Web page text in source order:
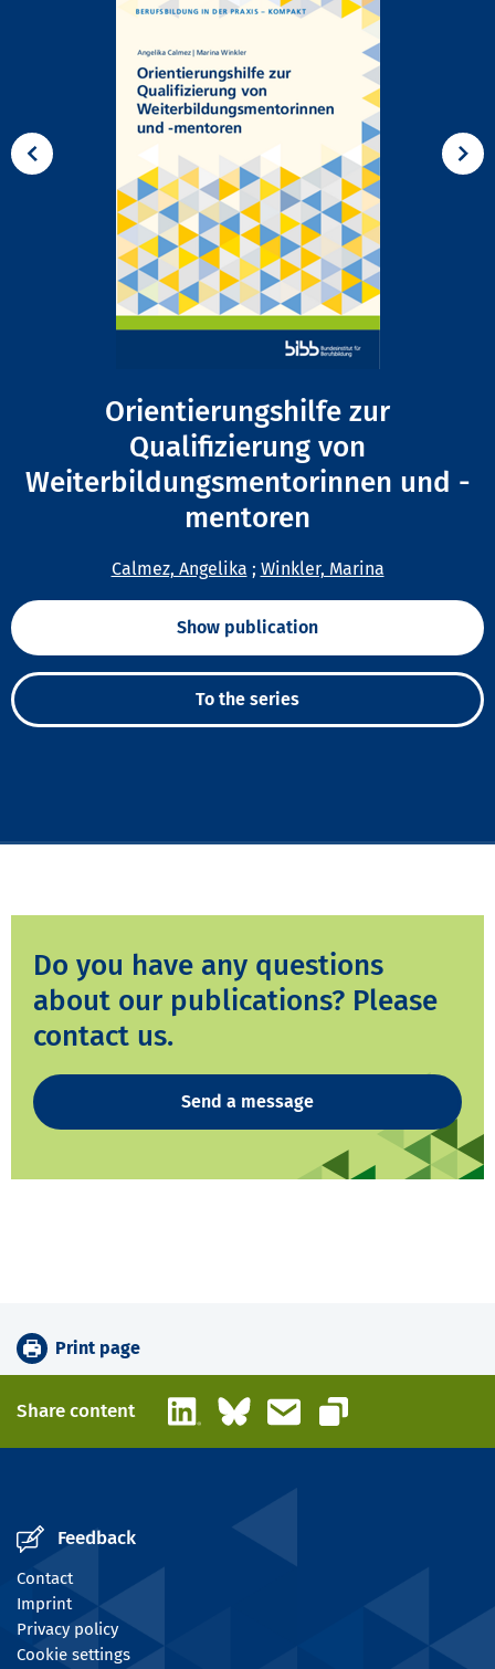
Orientierungshilfe zur
Qualifizierung von
Weiterbildungsmentorinnen und -
mentoren
Calmez, Angelika ; Winkler, Marina
Show publication
To the series
Do you have any questions
about our publications? Please
contact us.
Send a message
Print page
Share content LinkedInBlueskyEmail
Copy link
Feedback
Contact
Imprint
Privacy policy
Cookie settings